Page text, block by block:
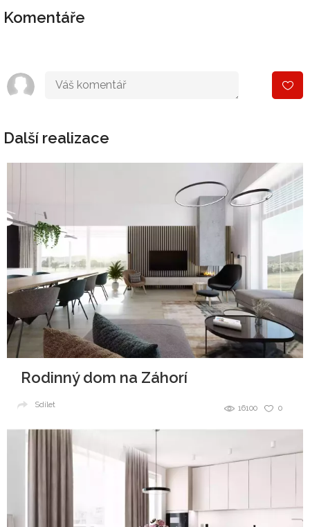
Komentáře
Další realizace
Rodinný dom na Záhorí
0
16100
Sdílet